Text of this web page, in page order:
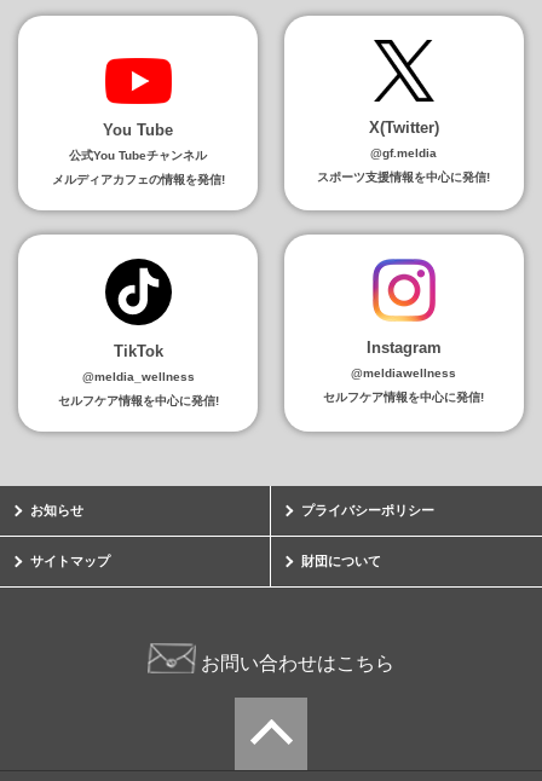
You Tube
公式You Tubeチャンネル
メルディアカフェの情報を発信!
X(Twitter)
@gf.meldia
スポーツ支援情報を中心に発信!
TikTok
@meldia_wellness
セルフケア情報を中心に発信!
Instagram
@meldiawellness
セルフケア情報を中心に発信!
お知らせ プライバシーポリシー
サイトマップ 財団について
お問い合わせはこちら